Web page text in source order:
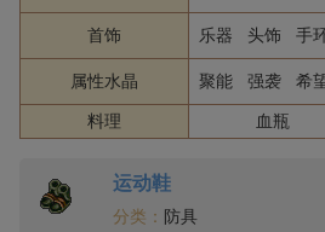
首饰 乐器 头饰 手
属性水晶 聚能 强袭 希
料理 血瓶
运动鞋
分类： 防具